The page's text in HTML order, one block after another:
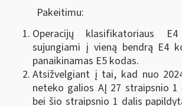
Pakeitimu:
Operacijų klasifikatoriaus
sujungiami į vieną bendrą E4
panaikinamas E5 kodas.
Atsižvelgiant į tai, kad nuo
neteko galios AĮ 27 straipsnio 1
bei šio straipsnio 1 dalis